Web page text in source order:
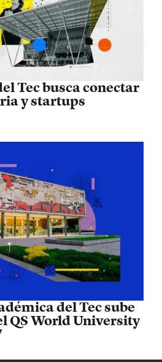
Tec busca conectar
y startups
del Tec sube
QS World University